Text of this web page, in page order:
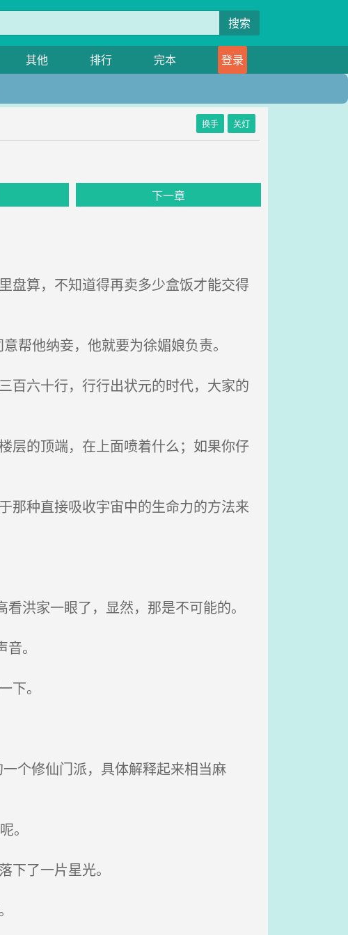
搜索
其他 排行 完本
登录
换手 关灯
下一章
盘算，不知道得再卖多少盒饭才能交得
帮他纳妾，他就要为徐媚娘负责。
百六十行，行行出状元的时代，大家的
层的顶端，在上面喷着什么；如果你仔
那种直接吸收宇宙中的生命力的方法来
洪家一眼了，显然，那是不可能的。
。
。
个修仙门派，具体解释起来相当麻
。
了一片星光。